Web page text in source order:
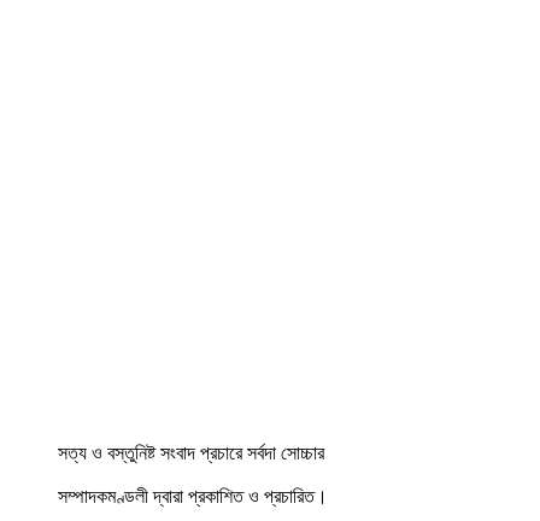
সত্য ও বস্তুনিষ্ট সংবাদ প্রচারে সর্বদা সোচ্চার
সম্পাদকমণ্ডলী দ্বারা প্রকাশিত ও প্রচারিত।